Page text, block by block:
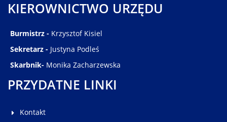
KIEROWNICTWO URZĘDU
Burmistrz - Krzysztof Kisiel
Sekretarz - Justyna Podleś
Skarbnik- Monika Zacharzewska
PRZYDATNE LINKI
Kontakt